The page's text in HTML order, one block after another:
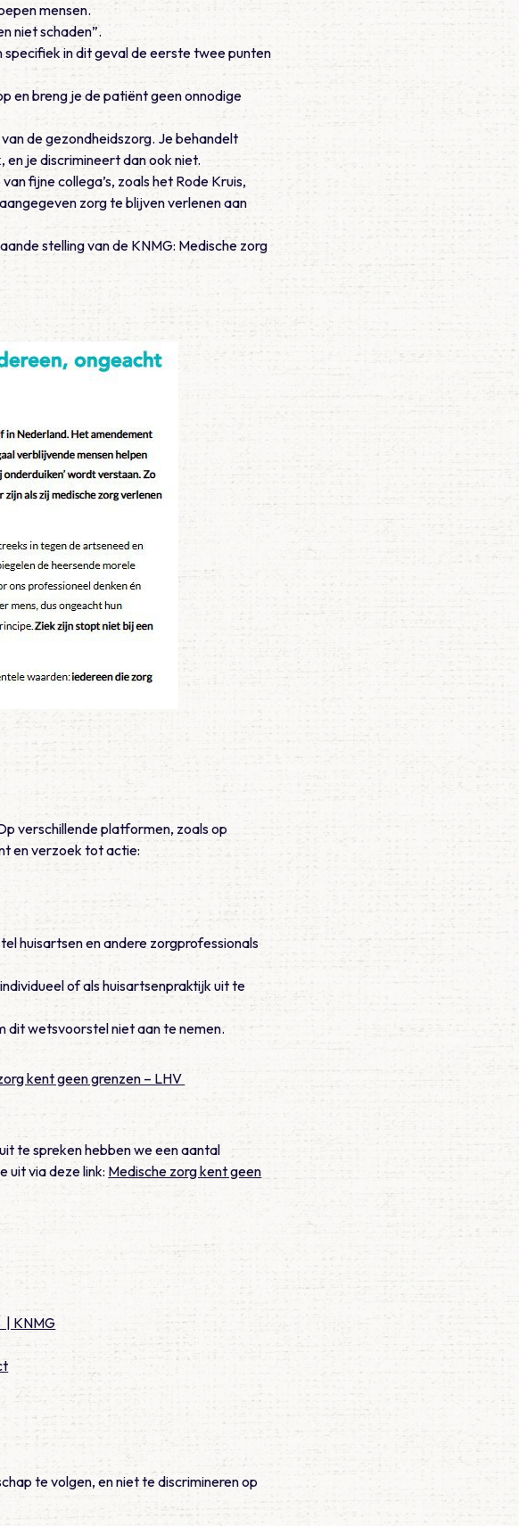
mensen.
niet schaden”.
in dit geval de eerste twee punten
en breng je de patiënt geen onnodige
de gezondheids­zorg. Je behandelt
en je discrimineert dan ook niet.
fijne collega’s, zoals het Rode Kruis,
zorg te blijven verlenen aan
stelling van de KNMG: Medische zorg
verschillende platformen, zoals op
en verzoek tot actie:
huisartsen en andere zorgprofessionals
of als huisartsenpraktijk uit te
dit wetsvoorstel niet aan te nemen.
kent geen grenzen – LHV
te spreken hebben we een aantal
uit via deze link: Medische zorg kent geen
| KNMG
te volgen, en niet te discrimineren op